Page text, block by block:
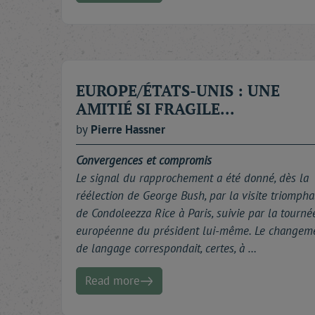
- Gary Kasparov, le génie des échecs
démocratie en Russie et empêcher Poutine de
qui, sans l'avouer, semblent regretter
- Annette Lu Hsiu-lien, l'inoxydable vice-
dangereusement sous-estimées par l'Occident...
À ces personnalités qui " font " l'actualité,
compétents : ceux qui dissèquent
du moment - des récentes réorientations de
syrienne, de la montée des nationalismes en
Voilà. Tout est dit, je crois. Que nos lecteurs
de Condorcet lorsqu'il écrit : " La vérité
détenir. "
EUROPE/ÉTATS-UNIS : UNE
AMITIÉ SI FRAGILE...
by Pierre Hassner
Convergences et compromis
Le signal du rapprochement a été donné, dès la
réélection de George Bush, par la visite
de Condoleezza Rice à Paris, suivie par la
européenne du président lui-même. Le
de langage correspondait, certes, à …
Read more